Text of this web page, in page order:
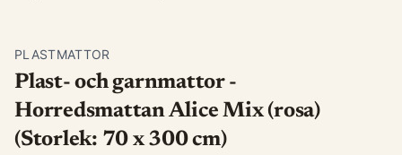
PLASTMATTOR
Plast- och garnmattor -
Horredsmattan Alice Mix (rosa)
(Storlek: 70 x 300 cm)